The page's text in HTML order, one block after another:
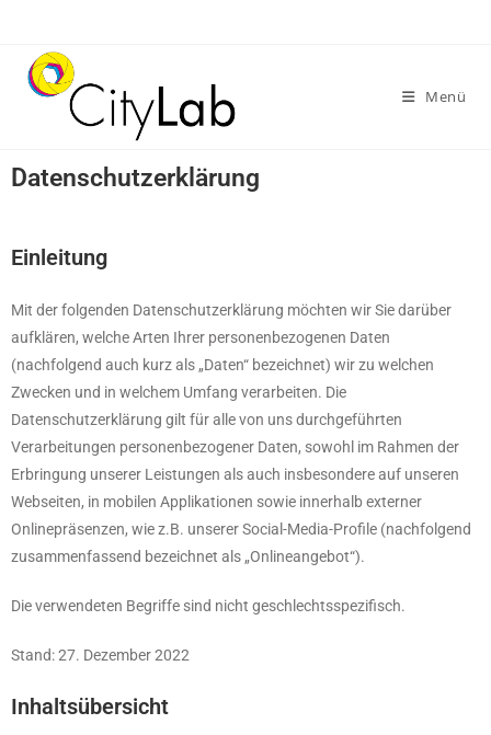
Menü
Datenschutzerklärung
Einleitung
Mit der folgenden Datenschutzerklärung möchten wir Sie darüber
aufklären, welche Arten Ihrer personenbezogenen Daten
(nachfolgend auch kurz als „Daten“ bezeichnet) wir zu welchen
Zwecken und in welchem Umfang verarbeiten. Die
Datenschutzerklärung gilt für alle von uns durchgeführten
Verarbeitungen personenbezogener Daten, sowohl im Rahmen der
Erbringung unserer Leistungen als auch insbesondere auf unseren
Webseiten, in mobilen Applikationen sowie innerhalb externer
Onlinepräsenzen, wie z.B. unserer Social-Media-Profile (nachfolgend
zusammenfassend bezeichnet als „Onlineangebot“).
Die verwendeten Begriffe sind nicht geschlechtsspezifisch.
Stand: 27. Dezember 2022
Inhaltsübersicht